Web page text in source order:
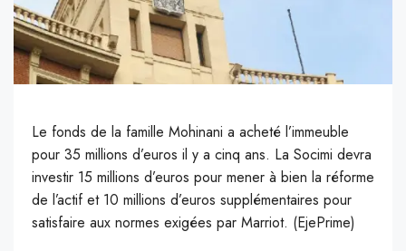
Le fonds de la famille Mohinani a acheté l’immeuble
pour 35 millions d’euros il y a cinq ans. La Socimi devra
investir 15 millions d’euros pour mener à bien la réforme
de l’actif et 10 millions d’euros supplémentaires pour
satisfaire aux normes exigées par Marriot. (EjePrime)